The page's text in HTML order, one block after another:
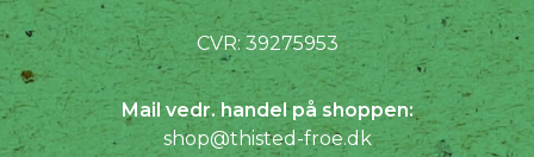
CVR: 39275953
Mail vedr. handel på shoppen:
shop@thisted-froe.dk